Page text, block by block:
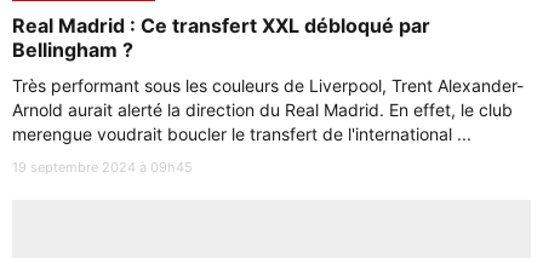
Real Madrid : Ce transfert XXL débloqué par
Bellingham ?
Très performant sous les couleurs de Liverpool, Trent Alexander-
Arnold aurait alerté la direction du Real Madrid. En effet, le club
merengue voudrait boucler le transfert de l'international ...
19 septembre 2024 à 09h45